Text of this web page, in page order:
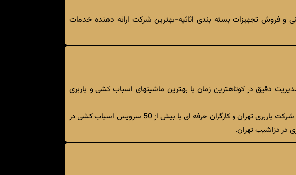
و فروش تجهیزات بسته بندی اثاثیه-بهترین شرکت ارائه دهنده خدمات
دقیق در کوتاهترین زمان با بهترین ماشینهای اسباب کشی و باربری
اسباب کشی و باربری دزاشیب تهران با قیمت مناسب و کیفیت بسیار بالا. انجام کار توسط بهترین شرکت باربری تهران و کارگران حرفه ای با بیش از 50 سرویس اسباب کشی در
در دزاشیب تهران.